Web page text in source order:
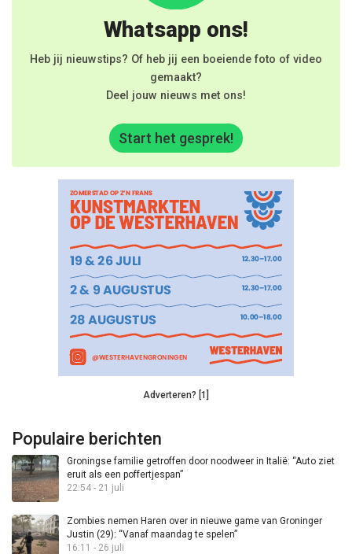
Whatsapp ons!
Heb jij nieuwstips? Of heb jij een boeiende foto of video
gemaakt?
Deel jouw nieuws met ons!
Start het gesprek!
Adverteren? [1]
Populaire berichten
Groningse familie getroffen door noodweer in Italië: “Auto ziet
eruit als een poffertjespan”
22:54 - 21 juli
Zombies nemen Haren over in nieuwe game van Groninger
Justin (29): “Vanaf maandag te spelen”
16:11 - 26 juli